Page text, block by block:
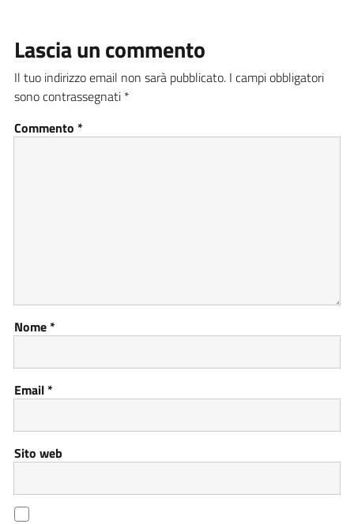
Lascia un commento
Il tuo indirizzo email non sarà pubblicato. I campi obbligatori
sono contrassegnati *
Commento *
Nome*
Email*
Sito web